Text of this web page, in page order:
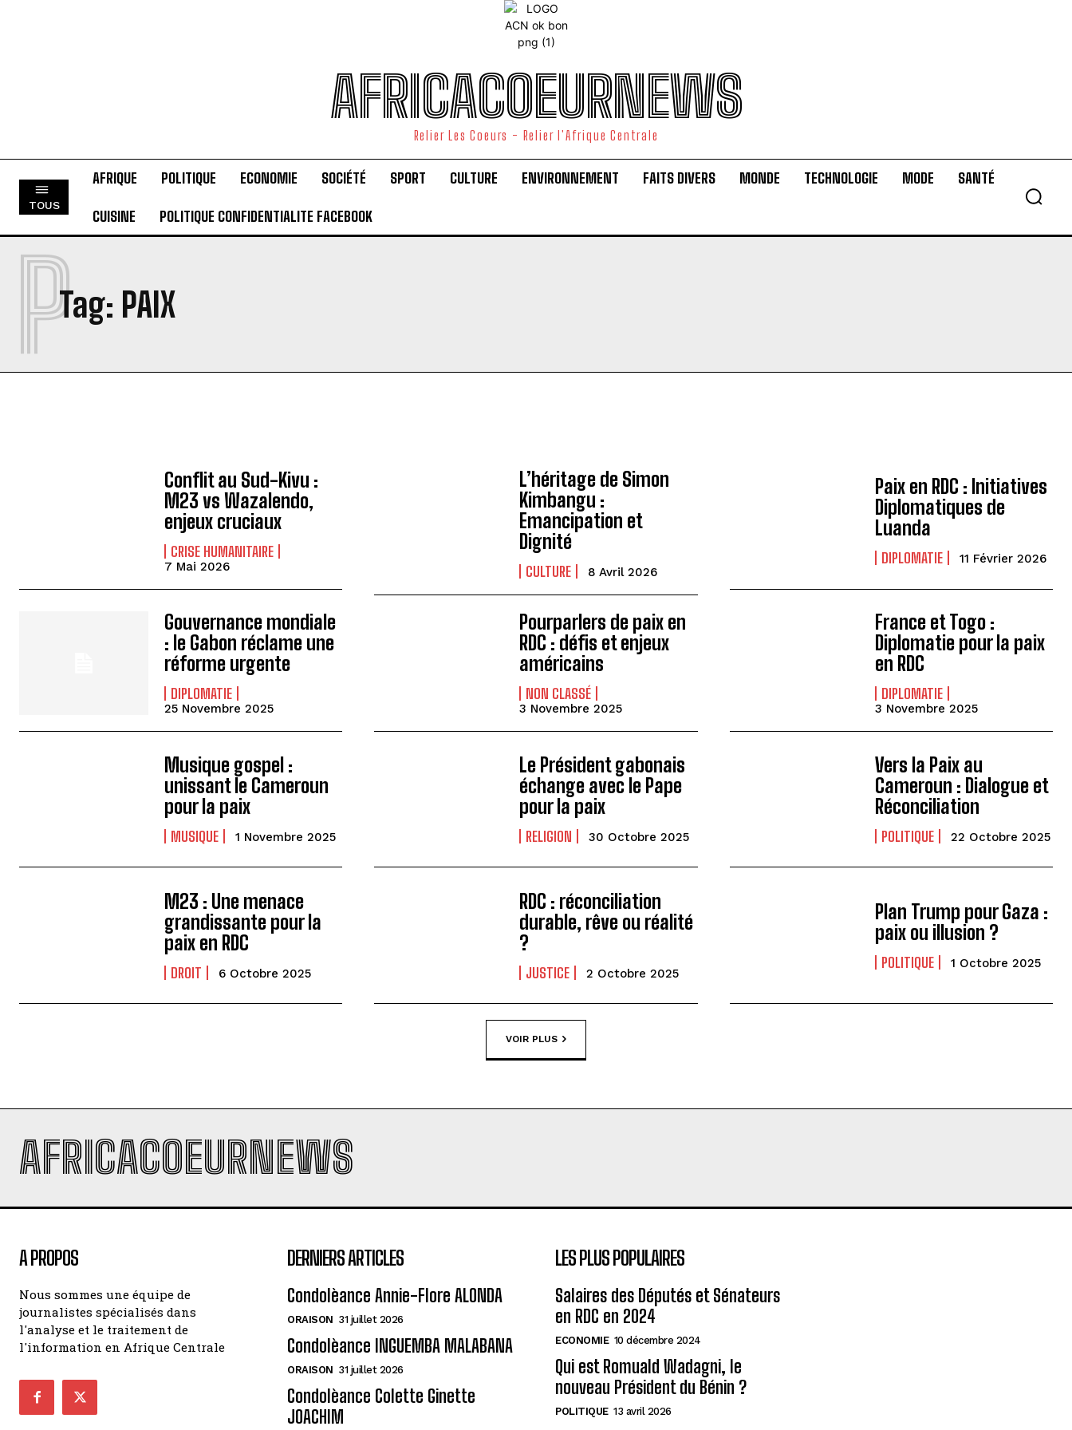
AFRICACOEURNEWS
Relier Les Coeurs - Relier l'Afrique Centrale
TOUS
AFRIQUE POLITIQUE ECONOMIE SOCIÉTÉ SPORT CULTURE ENVIRONNEMENT FAITS DIVERS MONDE TECHNOLOGIE MODE SANTÉ
CUISINE POLITIQUE CONFIDENTIALITE FACEBOOK
Tag: PAIX
P
Conflit au Sud-Kivu :
M23 vs Wazalendo,
enjeux cruciaux
CRISE HUMANITAIRE
7 Mai 2026
L’héritage de Simon
Kimbangu :
Emancipation et
Dignité
CULTURE 8 Avril 2026
Paix en RDC : Initiatives
Diplomatiques de
Luanda
DIPLOMATIE 11 Février 2026
Gouvernance mondiale
: le Gabon réclame une
réforme urgente
DIPLOMATIE
25 Novembre 2025
Pourparlers de paix en
RDC : défis et enjeux
américains
NON CLASSÉ
3 Novembre 2025
France et Togo :
Diplomatie pour la paix
en RDC
DIPLOMATIE
3 Novembre 2025
Musique gospel :
unissant le Cameroun
pour la paix
MUSIQUE 1 Novembre 2025
Le Président gabonais
échange avec le Pape
pour la paix
RELIGION 30 Octobre 2025
Vers la Paix au
Cameroun : Dialogue et
Réconciliation
POLITIQUE 22 Octobre 2025
M23 : Une menace
grandissante pour la
paix en RDC
DROIT 6 Octobre 2025
RDC : réconciliation
durable, rêve ou réalité
?
JUSTICE 2 Octobre 2025
Plan Trump pour Gaza :
paix ou illusion ?
POLITIQUE 1 Octobre 2025
VOIR PLUS
AFRICACOEURNEWS
A PROPOS
Nous sommes une équipe de
journalistes spécialisés dans
l'analyse et le traitement de
l'information en Afrique Centrale
DERNIERS ARTICLES
Condolèance Annie-Flore ALONDA
ORAISON 31 juillet 2026
Condolèance INGUEMBA MALABANA
ORAISON 31 juillet 2026
Condolèance Colette Ginette
JOACHIM
LES PLUS POPULAIRES
Salaires des Députés et Sénateurs
en RDC en 2024
ECONOMIE 10 décembre 2024
Qui est Romuald Wadagni, le
nouveau Président du Bénin ?
POLITIQUE 13 avril 2026